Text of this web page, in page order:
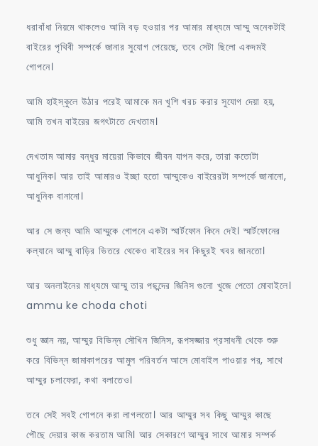
ধরাবাঁধা নিয়মে থাকলেও আমি বড় হওয়ার পর আমার মাধ্যমে আম্মু অনেকটাই
বাইরের পৃথিবী সম্পর্কে জানার সুযোগ পেয়েছে, তবে সেটা ছিলো একদমই
গোপনে।
আমি হাইস্কুলে উঠার পরেই আমাকে মন খুশি খরচ করার সুযোগ দেয়া হয়,
আমি তখন বাইরের জগৎটাতে দেখতাম।
দেখতাম আমার বন্ধুর মায়েরা কিভাবে জীবন যাপন করে, তারা কতোটা
আধুনিক। আর তাই আমারও ইচ্ছা হতো আম্মুকেও বাইরেরটা সম্পর্কে জানানো,
আধুনিক বানানো।
আর সে জন্য আমি আম্মুকে গোপনে একটা স্মার্টফোন কিনে দেই। স্মার্টফোনের
কল্যানে আম্মু বাড়ির ভিতরে থেকেও বাইরের সব কিছুরই খবর জানতো।
আর অনলাইনের মাধ্যমে আম্মু তার পছন্দের জিনিস গুলো খুজে পেতো মোবাইলে।
ammu ke choda choti
শুধু জ্ঞান নয়, আম্মুর বিভিন্ন সৌখিন জিনিস, রূপসজ্জার প্রসাধনী থেকে শুরু
করে বিভিন্ন জামাকাপরের আমুল পরিবর্তন আসে মোবাইল পাওয়ার পর, সাথে
আম্মুর চলাফেরা, কথা বলাতেও।
তবে সেই সবই গোপনে করা লাগলতো। আর আম্মুর সব কিছু আম্মুর কাছে
পৌছে দেয়ার কাজ করতাম আমি। আর সেকারণে আম্মুর সাথে আমার সম্পর্ক